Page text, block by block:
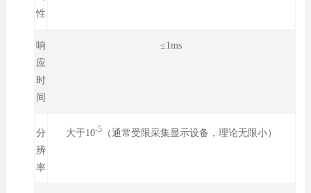
性
响
应
时
间
≤1ms
分
辨
率
大于10-5（通常受限采集显示设备，理论无限小）